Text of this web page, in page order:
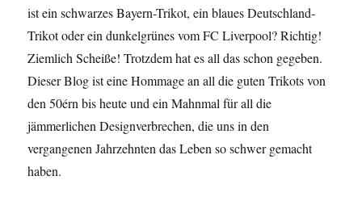
ist ein schwarzes Bayern-Trikot, ein blaues Deutschland-
Trikot oder ein dunkelgrünes vom FC Liverpool? Richtig!
Ziemlich Scheiße! Trotzdem hat es all das schon gegeben.
Dieser Blog ist eine Hommage an all die guten Trikots von
den 50érn bis heute und ein Mahnmal für all die
jämmerlichen Designverbrechen, die uns in den
vergangenen Jahrzehnten das Leben so schwer gemacht
haben.